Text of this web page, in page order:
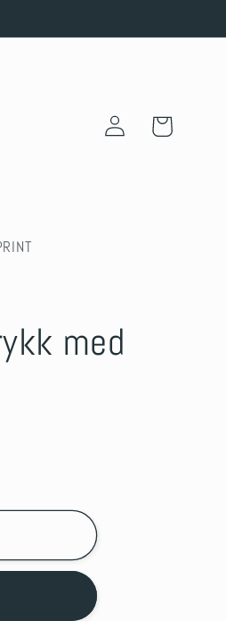
Log
in
Cart
med